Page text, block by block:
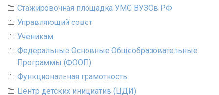
Стажировочная площадка УМО ВУЗОв РФ
Управляющий совет
Ученикам
Федеральные Основные Общеобразовательные
Программы (ФООП)
Функциональная грамотность
Центр детских инициатив (ЦДИ)